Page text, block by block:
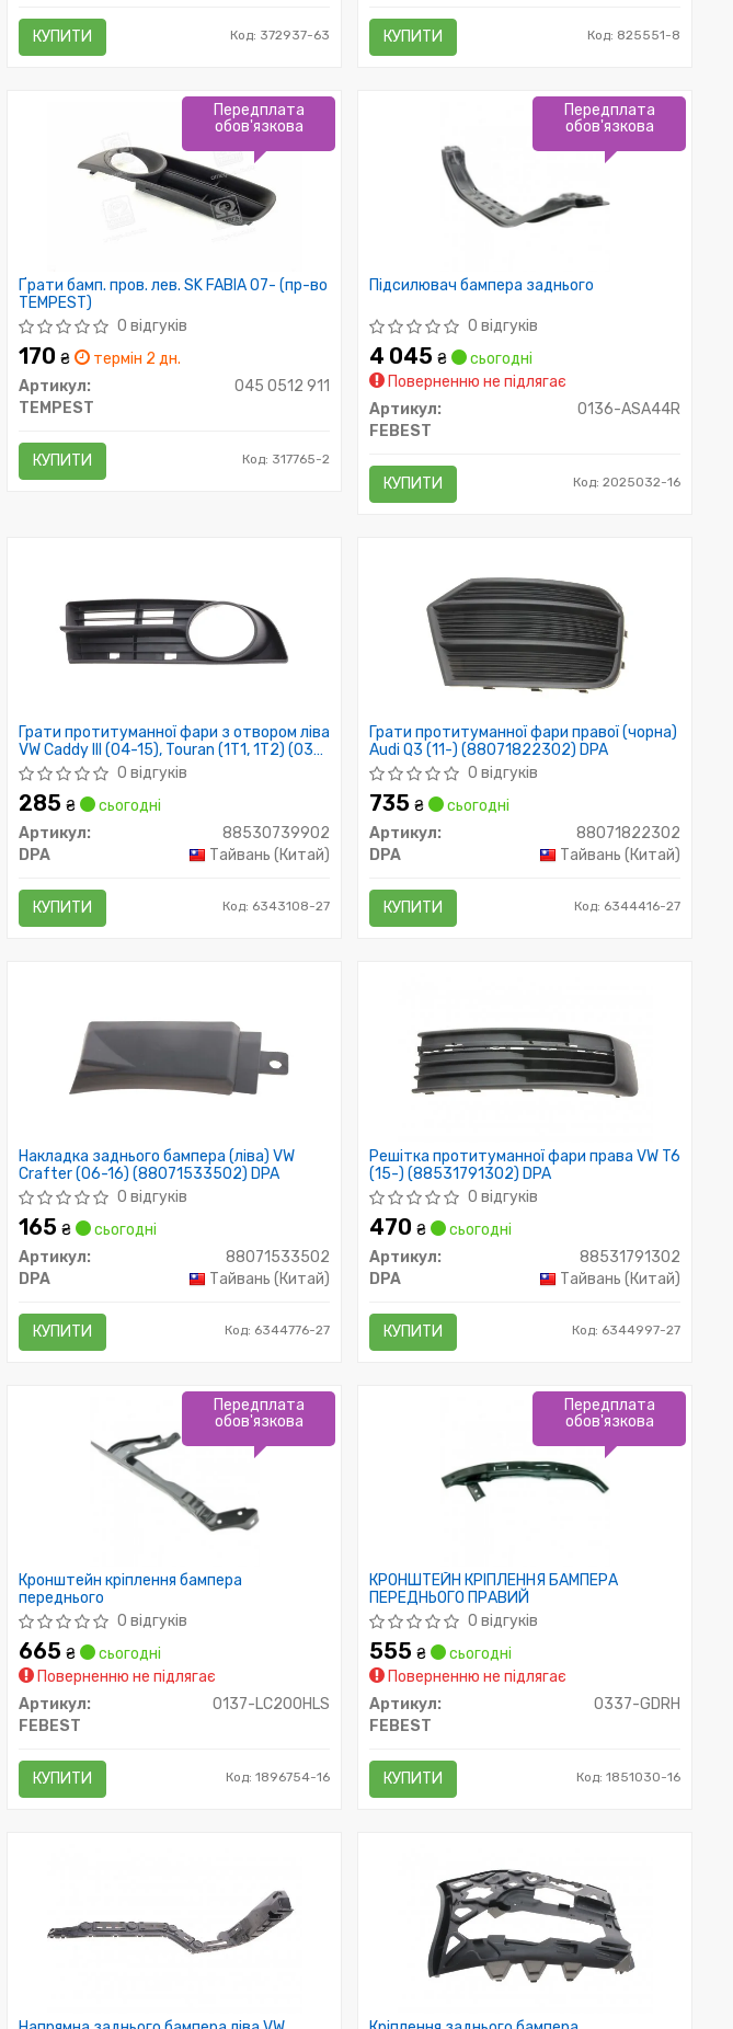
КУПИТИ Код: 372937-63 КУПИТИ Код: 825551-8
Ґрати бамп. пров. лев. SK FABIA 07- (пр-во
TEMPEST)
0 відгуків
170₴
термін 2 дн.
Артикул:
045 0512 911
TEMPEST
КУПИТИ Код: 317765-2
Передплата
обов'язкова
Підсилювач бампера заднього
0 відгуків
4 045₴
сьогодні
Поверненню не підлягає
Артикул:
0136-ASA44R
FEBEST
КУПИТИ Код: 2025032-16
Передплата
обов'язкова
Грати протитуманної фари з отвором ліва
VW Caddy III (04-15), Touran (1T1, 1T2) (03-
10) (88530739902) DPA
0 відгуків
285₴
сьогодні
Артикул:
88530739902
DPA
Тайвань (Китай)
КУПИТИ Код: 6343108-27
Грати протитуманної фари правої (чорна)
Audi Q3 (11-) (88071822302) DPA
0 відгуків
735₴
сьогодні
Артикул:
88071822302
DPA
Тайвань (Китай)
КУПИТИ Код: 6344416-27
Накладка заднього бампера (ліва) VW
Crafter (06-16) (88071533502) DPA
0 відгуків
165₴
сьогодні
Артикул:
88071533502
DPA
Тайвань (Китай)
КУПИТИ Код: 6344776-27
Решітка протитуманної фари права VW T6
(15-) (88531791302) DPA
0 відгуків
470₴
сьогодні
Артикул:
88531791302
DPA
Тайвань (Китай)
КУПИТИ Код: 6344997-27
Кронштейн кріплення бампера
переднього
0 відгуків
665₴
сьогодні
Поверненню не підлягає
Артикул:
0137-LC200HLS
FEBEST
КУПИТИ Код: 1896754-16
Передплата
обов'язкова
КРОНШТЕЙН КРІПЛЕННЯ БАМПЕРА
ПЕРЕДНЬОГО ПРАВИЙ
0 відгуків
555₴
сьогодні
Поверненню не підлягає
Артикул:
0337-GDRH
FEBEST
КУПИТИ Код: 1851030-16
Передплата
обов'язкова